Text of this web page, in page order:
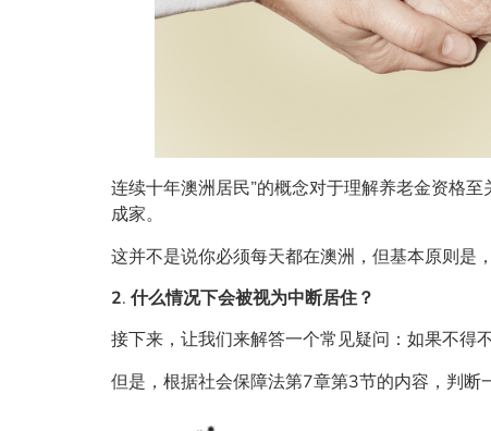
连续十年澳洲居民”的概念对于理解养老金资格
成家。
这并不是说你必须每天都在澳洲，但基本原则是
2. 什么情况下会被视为中断居住？
接下来，让我们来解答一个常见疑问：如果不得
但是，根据社会保障法第7章第3节的内容，判断